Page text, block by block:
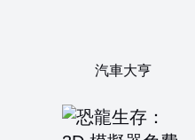
汽車大亨